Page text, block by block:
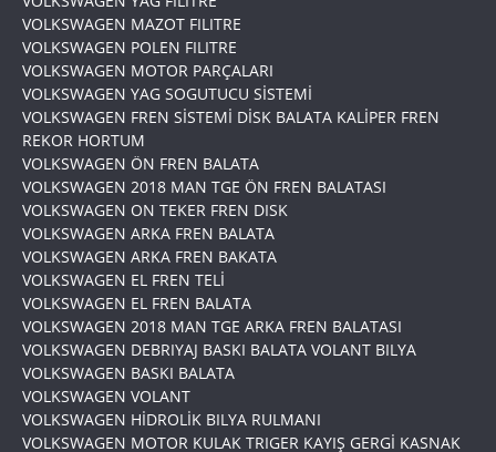
VOLKSWAGEN MAZOT FILITRE
VOLKSWAGEN POLEN FILITRE
VOLKSWAGEN MOTOR PARÇALARI
VOLKSWAGEN YAG SOGUTUCU SİSTEMİ
VOLKSWAGEN FREN SİSTEMİ DİSK BALATA KALİPER FREN
REKOR HORTUM
VOLKSWAGEN ÖN FREN BALATA
VOLKSWAGEN 2018 MAN TGE ÖN FREN BALATASI
VOLKSWAGEN ON TEKER FREN DISK
VOLKSWAGEN ARKA FREN BALATA
VOLKSWAGEN ARKA FREN BAKATA
VOLKSWAGEN EL FREN TELİ
VOLKSWAGEN EL FREN BALATA
VOLKSWAGEN 2018 MAN TGE ARKA FREN BALATASI
VOLKSWAGEN DEBRIYAJ BASKI BALATA VOLANT BILYA
VOLKSWAGEN BASKI BALATA
VOLKSWAGEN VOLANT
VOLKSWAGEN HİDROLİK BILYA RULMANI
VOLKSWAGEN MOTOR KULAK TRIGER KAYIŞ GERGİ KASNAK